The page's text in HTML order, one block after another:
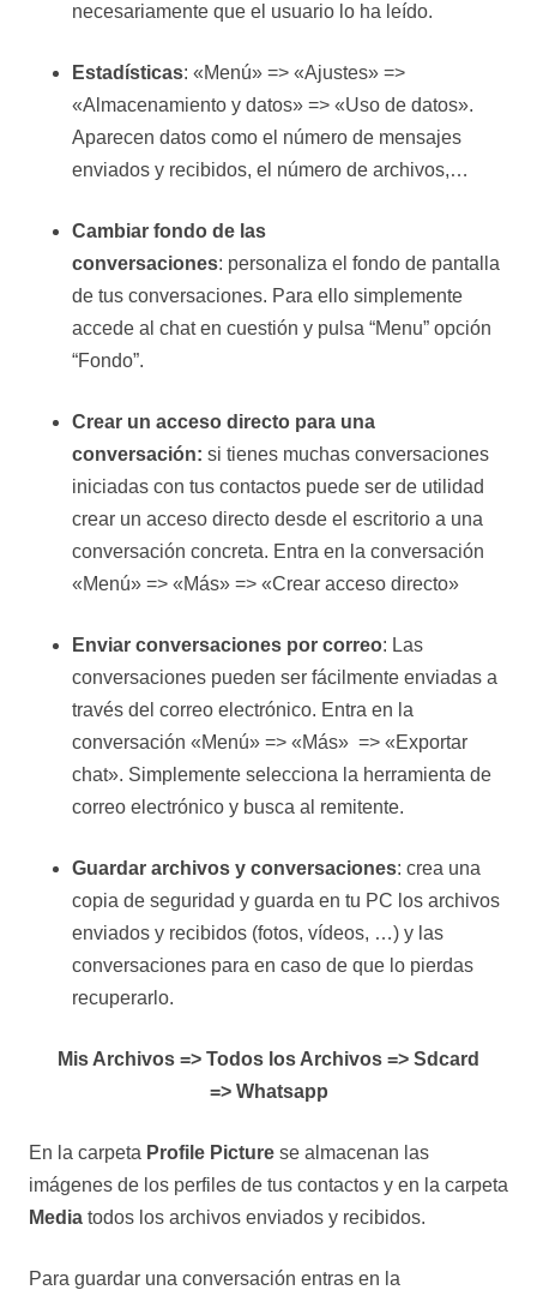
necesariamente que el usuario lo ha leído.
Estadísticas: «Menú» => «Ajustes» =>
«Almacenamiento y datos» => «Uso de datos».
Aparecen datos como el número de mensajes
enviados y recibidos, el número de archivos,…
Cambiar fondo de las
conversaciones: personaliza el fondo de pantalla
de tus conversaciones. Para ello simplemente
accede al chat en cuestión y pulsa “Menu” opción
“Fondo”.
Crear un acceso directo para una
conversación: si tienes muchas conversaciones
iniciadas con tus contactos puede ser de utilidad
crear un acceso directo desde el escritorio a una
conversación concreta. Entra en la conversación
«Menú» => «Más» => «Crear acceso directo»
Enviar conversaciones por correo: Las
conversaciones pueden ser fácilmente enviadas a
través del correo electrónico. Entra en la
conversación «Menú» => «Más» => «Exportar
chat». Simplemente selecciona la herramienta de
correo electrónico y busca al remitente.
Guardar archivos y conversaciones: crea una
copia de seguridad y guarda en tu PC los archivos
enviados y recibidos (fotos, vídeos, …) y las
conversaciones para en caso de que lo pierdas
recuperarlo.
Mis Archivos => Todos los Archivos => Sdcard
=> Whatsapp
En la carpeta Profile Picture se almacenan las
imágenes de los perfiles de tus contactos y en la carpeta
Media todos los archivos enviados y recibidos.
Para guardar una conversación entras en la